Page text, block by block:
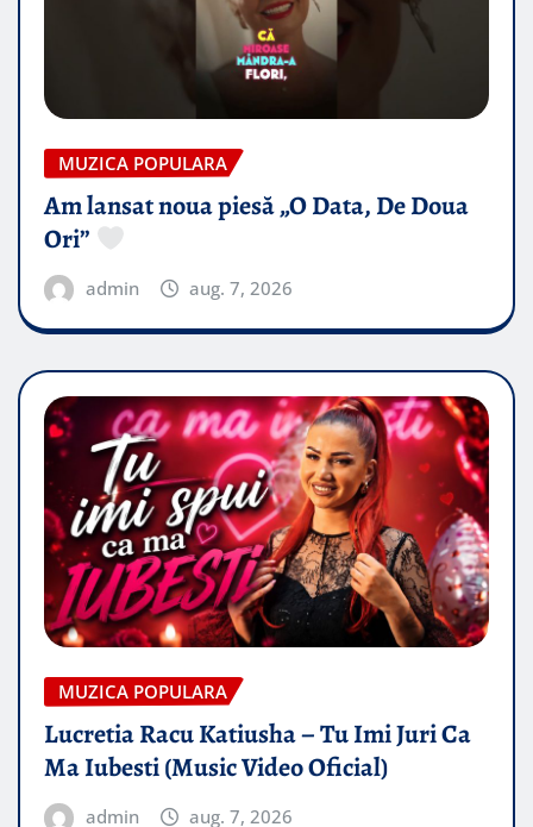
MUZICA POPULARA
Am lansat noua piesă „O Data, De Doua
Ori”
admin aug. 7, 2026
MUZICA POPULARA
Lucretia Racu Katiusha – Tu Imi Juri Ca
Ma Iubesti (Music Video Oficial)
admin aug. 7, 2026